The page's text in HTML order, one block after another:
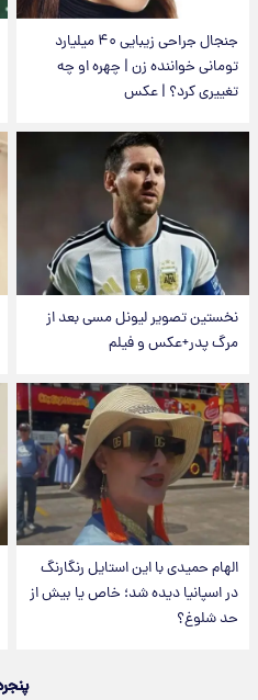
جنجال جراحی زیبایی ۴۰ میلیارد
تومانی خواننده زن | چهره او چه
تغییری کرد؟ | عکس
نخستین تصویر لیونل مسی بعد از
مرگ پدر+عکس و فیلم
الهام حمیدی با این استایل رنگارنگ
در اسپانیا دیده شد؛ خاص یا بیش از
حد شلوغ؟
پنجره